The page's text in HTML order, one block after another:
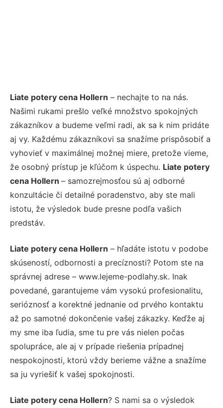
Liate potery cena Hollern – nechajte to na nás.
Našimi rukami prešlo veľké množstvo spokojných
zákazníkov a budeme veľmi radi, ak sa k nim pridáte
aj vy. Každému zákazníkovi sa snažíme prispôsobiť a
vyhovieť v maximálnej možnej miere, pretože vieme,
že osobný prístup je kľúčom k úspechu. Liate potery
cena Hollern – samozrejmosťou sú aj odborné
konzultácie či detailné poradenstvo, aby ste mali
istotu, že výsledok bude presne podľa vašich
predstáv.
Liate potery cena Hollern – hľadáte istotu v podobe
skúseností, odbornosti a precíznosti? Potom ste na
správnej adrese – www.lejeme-podlahy.sk. Inak
povedané, garantujeme vám vysokú profesionalitu,
serióznosť a korektné jednanie od prvého kontaktu
až po samotné dokončenie vašej zákazky. Keďže aj
my sme iba ľudia, sme tu pre vás nielen počas
spolupráce, ale aj v prípade riešenia prípadnej
nespokojnosti, ktorú vždy berieme vážne a snažíme
sa ju vyriešiť k vašej spokojnosti.
Liate potery cena Hollern? S nami sa o výsledok